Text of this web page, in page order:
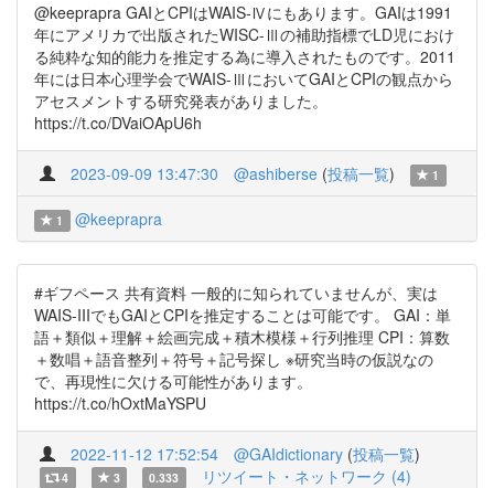
@keeprapra GAIとCPIはWAIS-Ⅳにもあります。GAIは1991
年にアメリカで出版されたWISC-Ⅲの補助指標でLD児におけ
る純粋な知的能力を推定する為に導入されたものです。2011
年には日本心理学会でWAIS-ⅢにおいてGAIとCPIの観点から
アセスメントする研究発表がありました。
https://t.co/DVaiOApU6h
2023-09-09 13:47:30 @ashiberse (投稿一覧) 1
1 @keeprapra
#ギフペース 共有資料 一般的に知られていませんが、実は
WAIS-IIIでもGAIとCPIを推定することは可能です。 GAI：単
語＋類似＋理解＋絵画完成＋積木模様＋行列推理 CPI：算数
＋数唱＋語音整列＋符号＋記号探し ※研究当時の仮説なの
で、再現性に欠ける可能性があります。
https://t.co/hOxtMaYSPU
2022-11-12 17:52:54 @GAIdictionary (投稿一覧)
4 3 0.333 リツイート・ネットワーク (4)